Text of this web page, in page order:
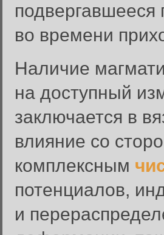
во времени
Наличие
на доступный
заключается в
влияние со
комплексным
потенциалов,
и